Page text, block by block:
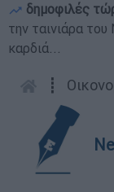
δημοφιλές
την ταινιάρα
καρδιά...
┋